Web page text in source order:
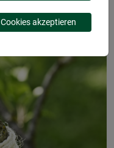
Cookies akzeptieren